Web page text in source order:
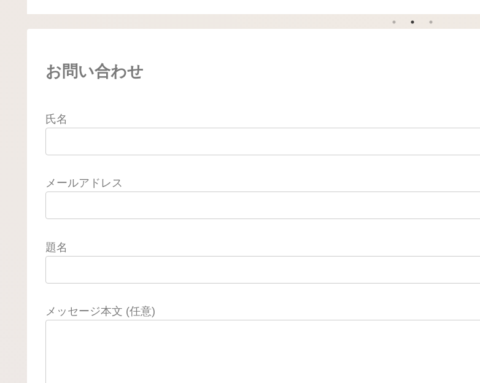
お問い合わせ
氏名
メールアドレス
題名
メッセージ本文 (任意)